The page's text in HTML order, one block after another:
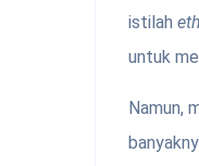
istilah
untuk
Namun,